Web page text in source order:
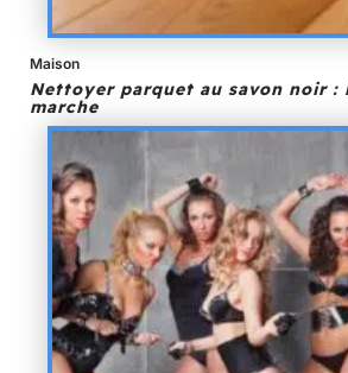
Maison
Nettoyer parquet au savon noir :
marche